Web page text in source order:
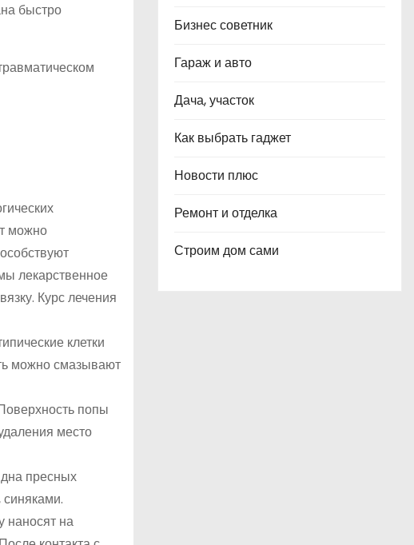
быстро
можно
лекарственное
Курс лечения
клетки
можно смазывают
попы
место
пресных
наносят на
Бизнес советник
Гараж и авто
Дача, участок
Как выбрать гаджет
Новости плюс
Ремонт и отделка
Строим дом сами